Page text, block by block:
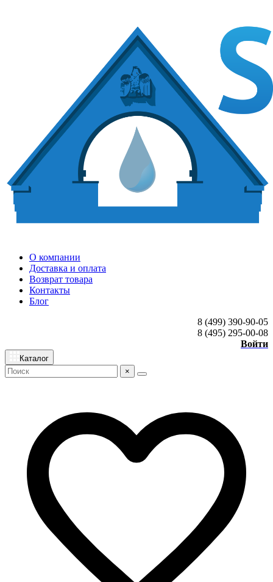
О компании
Доставка и оплата
Возврат товара
Контакты
Блог
8 (499) 390-90-05
8 (495) 295-00-08
Войти
Каталог
×